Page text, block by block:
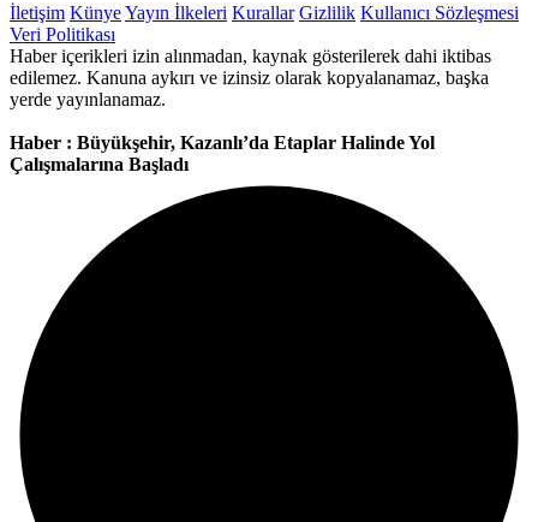
İletişim KünyeYayın İlkeleri Kurallar Gizlilik Kullanıcı Sözleşmesi
Veri Politikası
Haber içerikleri izin alınmadan, kaynak gösterilerek dahi iktibas
edilemez. Kanuna aykırı ve izinsiz olarak kopyalanamaz, başka
yerde yayınlanamaz.
Haber : Büyükşehir, Kazanlı’da Etaplar Halinde Yol
Çalışmalarına Başladı